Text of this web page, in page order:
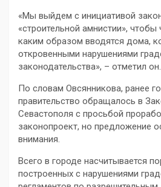
«Мы выйдем с инициативой
«строительной амнистии», чтобы
каким образом вводятся дома,
откровенными нарушениями
законодательства», – отметил он.
По словам Овсянникова, ранее
правительство обращалось в
Севастополя с просьбой
законопроект, но предложение
внимания.
Всего в городе насчитывается
построенных с нарушениями